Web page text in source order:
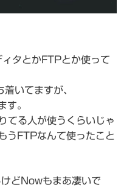
タとかFTPとか使って
いてますが、
す。
てる人が使うくらいじゃ
うFTPなんて使ったこと
どNowもまあ凄いで